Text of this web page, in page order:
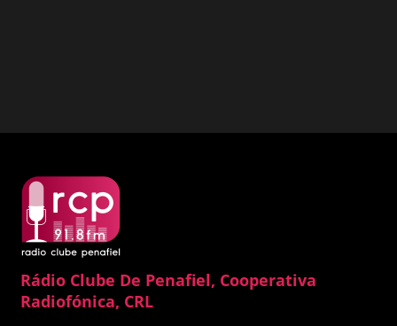
Rádio Clube De Penafiel, Cooperativa
Radiofónica, CRL